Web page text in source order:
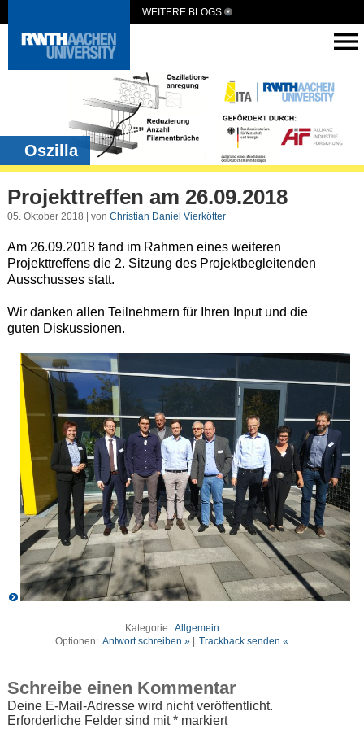
WEITERE BLOGS
Oszilla
Projekttreffen am 26.09.2018
05. Oktober 2018 | von Christian Daniel Vierkötter
Am 26.09.2018 fand im Rahmen eines weiteren
Projekttreffens die 2. Sitzung des Projektbegleitenden
Ausschusses statt.
Wir danken allen Teilnehmern für Ihren Input und die
guten Diskussionen.
Kategorie: Allgemein
Optionen: Antwort schreiben » | Trackback senden «
Schreibe einen Kommentar
Deine E-Mail-Adresse wird nicht veröffentlicht.
Erforderliche Felder sind mit*markiert